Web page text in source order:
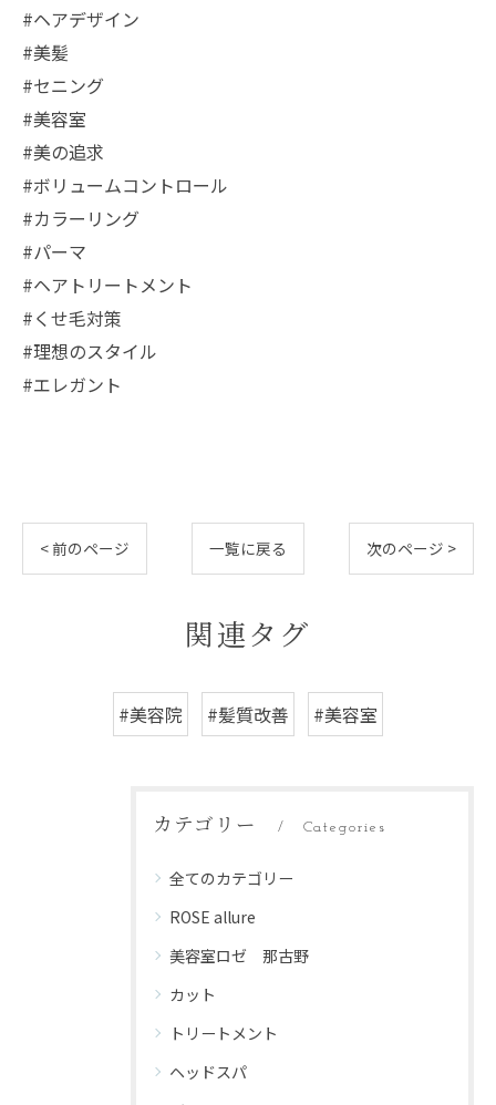
#ヘアデザイン
#美髪
#セニング
#美容室
#美の追求
#ボリュームコントロール
#カラーリング
#パーマ
#ヘアトリートメント
#くせ毛対策
#理想のスタイル
#エレガント
< 前のページ 一覧に戻る 次のページ >
関連タグ
#美容院 #髪質改善 #美容室
カテゴリー Categories
全てのカテゴリー
ROSE allure
美容室ロゼ 那古野
カット
トリートメント
ヘッドスパ